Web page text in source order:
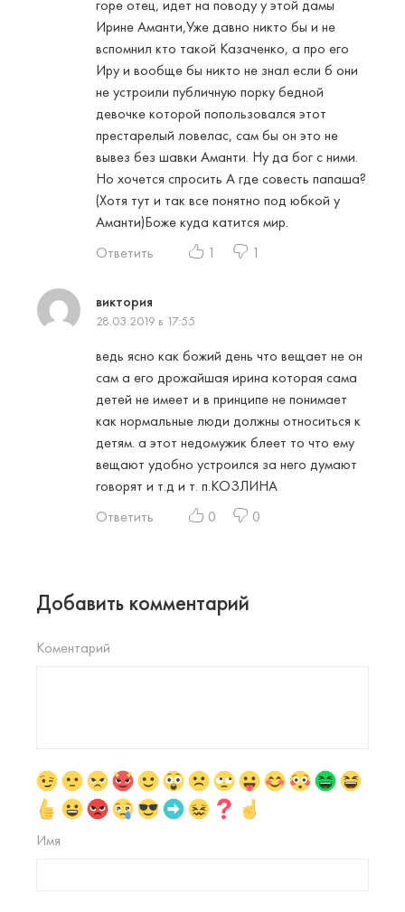
горе отец, идет на поводу у этой дамы
Ирине Аманти,Уже давно никто бы и не
вспомнил кто такой Казаченко, а про его
Иру и вообще бы никто не знал если б они
не устроили публичную порку бедной
девочке которой попользовался этот
престарелый ловелас, сам бы он это не
вывез без шавки Аманти. Ну да бог с ними.
Но хочется спросить А где совесть папаша?
(Хотя тут и так все понятно под юбкой у
Аманти)Боже куда катится мир.
Ответить
1 1
виктория
28.03.2019 в 17:55
ведь ясно как божий день что вещает не он
сам а его дрожайшая ирина которая сама
детей не имеет и в принципе не понимает
как нормальные люди должны относиться к
детям. а этот недомужик блеет то что ему
вещают удобно устроился за него думают
говорят и т.д и т. п.КОЗЛИНА
Ответить
0 0
Добавить комментарий
Коментарий
Имя